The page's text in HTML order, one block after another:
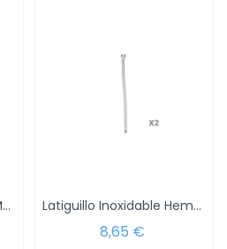
Latiguillo Monomando Maurer H3/8" - M10... Latiguillo Inoxidable Hembra 3/8 - Hembra...
8,65 €